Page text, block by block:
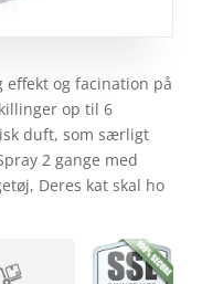
og facination på
op til 6
duft, som særligt
2 gange med
Deres kat skal ho